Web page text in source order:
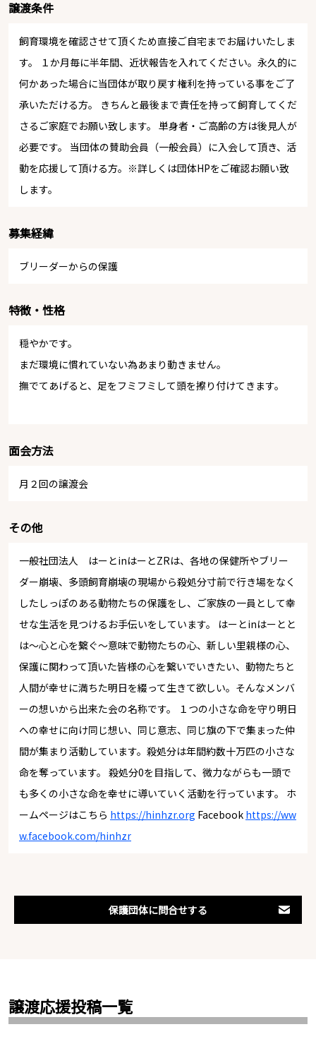
譲渡条件
飼育環境を確認させて頂くため直接ご自宅までお届けいたしま
す。 １か月毎に半年間、近状報告を入れてください。永久的に
何かあった場合に当団体が取り戻す権利を持っている事をご了
承いただける方。 きちんと最後まで責任を持って飼育してくだ
さるご家庭でお願い致します。 単身者・ご高齢の方は後見人が
必要です。 当団体の賛助会員（一般会員）に入会して頂き、活
動を応援して頂ける方。※詳しくは団体HPをご確認お願い致
します。
募集経緯
ブリーダーからの保護
特徴・性格
穏やかです。
まだ環境に慣れていない為あまり動きません。
撫でてあげると、足をフミフミして頭を擦り付けてきます。
面会方法
月２回の譲渡会
その他
一般社団法人 はーとinはーとZRは、各地の保健所やブリー
ダー崩壊、多頭飼育崩壊の現場から殺処分寸前で行き場をなく
したしっぽのある動物たちの保護をし、ご家族の一員として幸
せな生活を見つけるお手伝いをしています。 はーとinはーとと
は～心と心を繋ぐ～意味で動物たちの心、新しい里親様の心、
保護に関わって頂いた皆様の心を繋いでいきたい、動物たちと
人間が幸せに満ちた明日を綴って生きて欲しい。そんなメンバ
ーの想いから出来た会の名称です。 １つの小さな命を守り明日
への幸せに向け同じ想い、同じ意志、同じ旗の下で集まった仲
間が集まり活動しています。殺処分は年間約数十万匹の小さな
命を奪っています。 殺処分0を目指して、微力ながらも一頭で
も多くの小さな命を幸せに導いていく活動を行っています。 ホ
ームページはこちら https://hinhzr.org Facebook https://ww
w.facebook.com/hinhzr
保護団体に問合せする
譲渡応援投稿一覧